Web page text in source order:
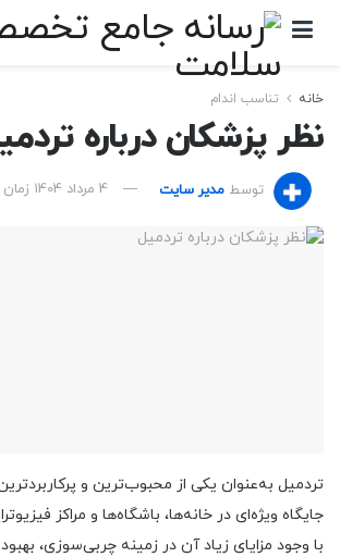
خانه تناسب اندام
نظر پزشکان درباره
توسط مدیر سایت 4 مرداد 1404 زمان
تردمیل به‌عنوان یکی از محبوب‌ترین و
جایگاه ویژه‌ای در خانه‌ها، باشگاه‌ها و مراکز
با وجود مزایای زیاد آن در زمینه چربی‌سوزی،